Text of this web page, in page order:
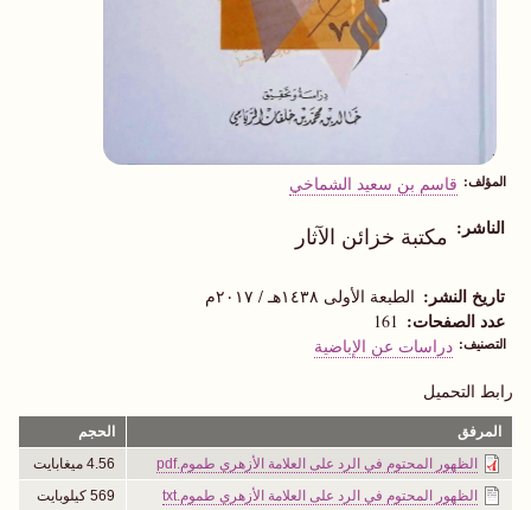
المؤلف قاسم بن سعيد الشماخي
الناشر مكتبة خزائن الآثار
تاريخ النشر الطبعة الأولى ١٤٣٨هـ / ٢٠١٧م
عدد الصفحات 161
التصنيف دراسات عن الإباضية
رابط التحميل
المرفق
الحجم
الظهور المحتوم في الرد على العلامة الأزهري طموم.pdf
4.56 ميغابايت
الظهور المحتوم في الرد على العلامة الأزهري طموم.txt
569 كيلوبايت